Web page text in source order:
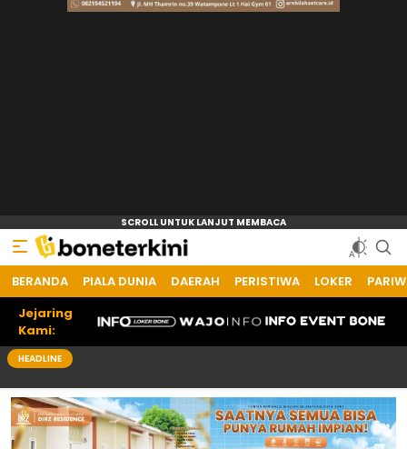
Bone Terkini
Referensi Informasi Terkini
BERANDA PIALA DUNIA DAERAH PERISTIWA LOKER
Jejaring
Kami:
HEADLINE